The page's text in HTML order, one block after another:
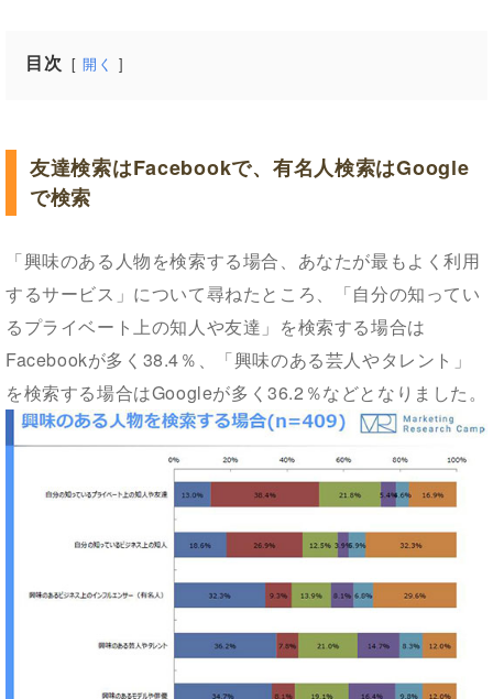
目次 開く
友達検索はFacebookで、有名人検索はGoogle
で検索
「興味のある人物を検索する場合、あなたが最もよく利用
するサービス」について尋ねたところ、「自分の知ってい
るプライベート上の知人や友達」を検索する場合は
Facebookが多く38.4％、「興味のある芸人やタレント」
を検索する場合はGoogleが多く36.2％などとなりました。